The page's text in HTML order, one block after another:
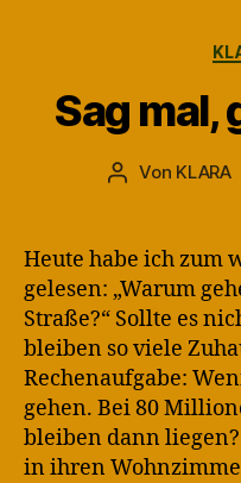
Sag mal,
Beitragsautor
Von KLARA
Heute habe ich zum
gelesen: „Warum
Straße?“ Sollte es
bleiben so viele
Rechenaufgabe:
gehen. Bei 80
bleiben dann
in ihren